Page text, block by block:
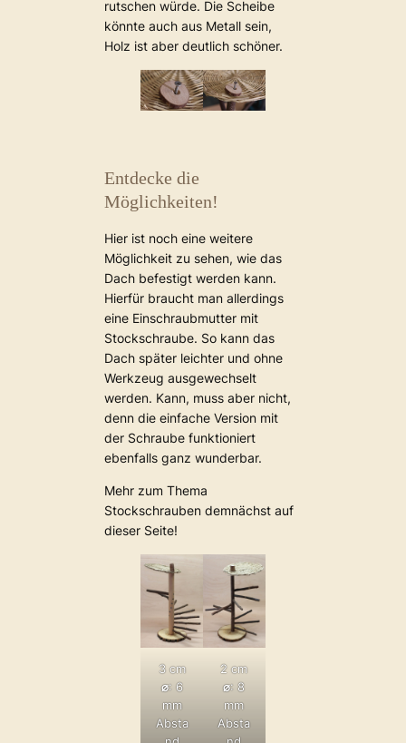
rutschen würde. Die Scheibe
könnte auch aus Metall sein,
Holz ist aber deutlich schöner.
Entdecke die
Möglichkeiten!
Hier ist noch eine weitere
Möglichkeit zu sehen, wie das
Dach befestigt werden kann.
Hierfür braucht man allerdings
eine Einschraubmutter mit
Stockschraube. So kann das
Dach später leichter und ohne
Werkzeug ausgewechselt
werden. Kann, muss aber nicht,
denn die einfache Version mit
der Schraube funktioniert
ebenfalls ganz wunderbar.
Mehr zum Thema
Stockschrauben demnächst auf
dieser Seite!
3 cm
⌀: 6
mm
Absta
2 cm
⌀: 8
mm
Absta